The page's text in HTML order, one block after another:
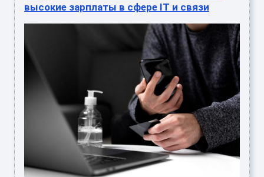
высокие зарплаты в сфере IT и связи